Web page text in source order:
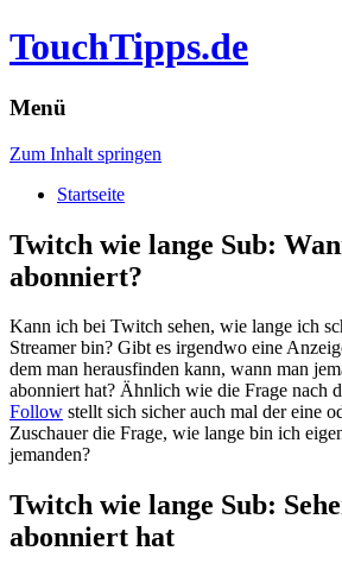
TouchTipps.de
Menü
Zum Inhalt springen
Startseite
Twitch wie lange Sub:
abonniert?
Kann ich bei Twitch sehen, wie lange ich
Streamer bin? Gibt es irgendwo eine
dem man herausfinden kann, wann man
abonniert hat? Ähnlich wie die Frage nach
Follow stellt sich sicher auch mal der eine
Zuschauer die Frage, wie lange bin ich
jemanden?
Twitch wie lange Sub:
abonniert hat